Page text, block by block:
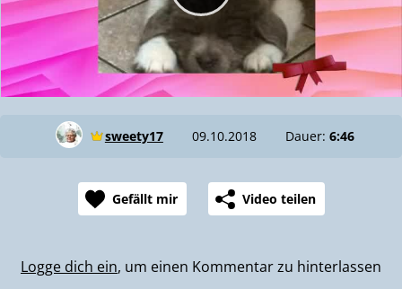
sweety17 09.10.2018 Dauer: 6:46
Gefällt mir Video teilen
Logge dich ein, um einen Kommentar zu hinterlassen